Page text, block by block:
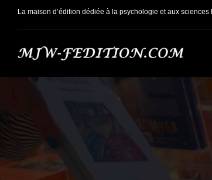
PasserLa maison d’édition dédiée à la psychologie et aux sciences